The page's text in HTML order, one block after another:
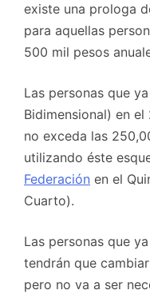
existe una prologa
para aquellas
500 mil pesos
Las personas que
Bidimensional) en el
no exceda las
utilizando éste
Federación en el
Cuarto).
Las personas que
tendrán que
pero no va a ser